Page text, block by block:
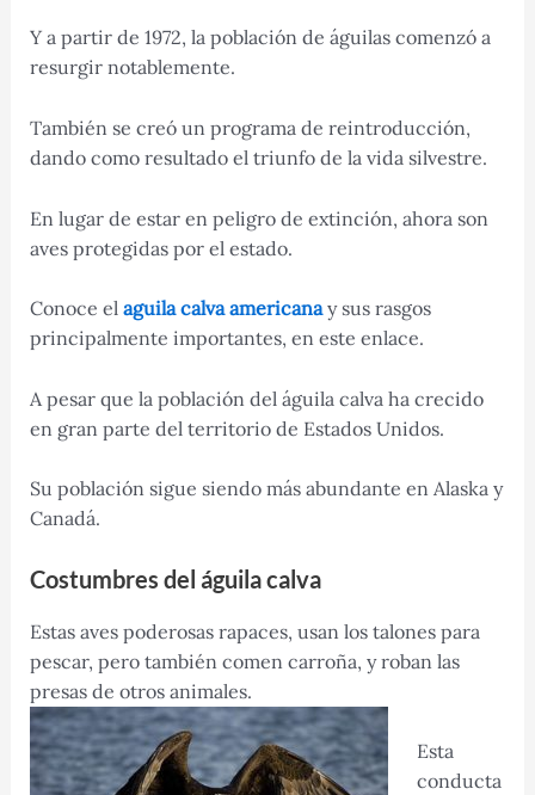
Y a partir de 1972, la población de águilas comenzó a
resurgir notablemente.
También se creó un programa de reintroducción,
dando como resultado el triunfo de la vida silvestre.
En lugar de estar en peligro de extinción, ahora son
aves protegidas por el estado.
Conoce el aguila calva americanay sus rasgos
principalmente importantes, en este enlace.
A pesar que la población del águila calva ha crecido
en gran parte del territorio de Estados Unidos.
Su población sigue siendo más abundante en Alaska y
Canadá.
Costumbres del águila calva
Estas aves poderosas rapaces, usan los talones para
pescar, pero también comen carroña, y roban las
presas de otros animales.
Esta
conducta